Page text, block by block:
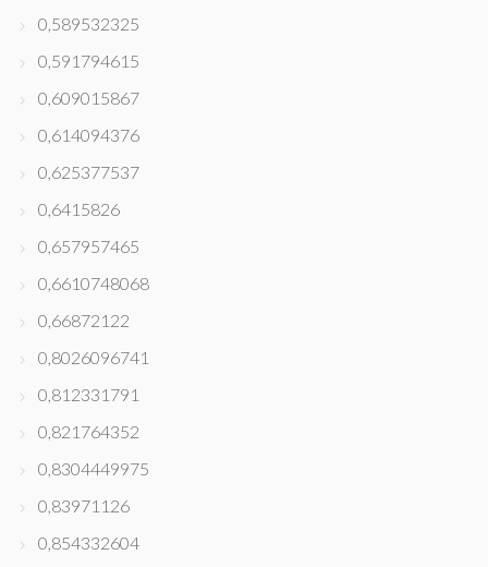
0,589532325
0,591794615
0,609015867
0,614094376
0,625377537
0,6415826
0,657957465
0,6610748068
0,66872122
0,8026096741
0,812331791
0,821764352
0,8304449975
0,83971126
0,854332604